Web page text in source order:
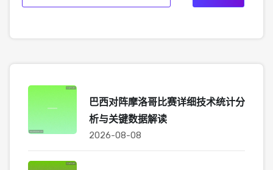
巴西对阵摩洛哥比赛详细技术统计分
析与关键数据解读
2026-08-08